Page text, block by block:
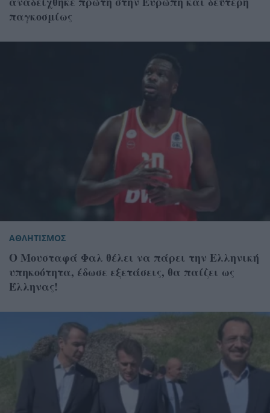
παγκοσμίως
ΑΘΛΗΤΙΣΜΟΣ
Ο Μουσταφά Φαλ θέλει να πάρει την Ελληνική
υπηκοότητα, έδωσε εξετάσεις, θα παίζει ως
Έλληνας!